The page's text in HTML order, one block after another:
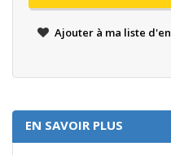
Ajouter à ma liste
EN SAVOIR PLUS